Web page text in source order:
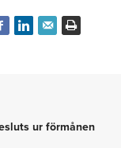
ur förmånen